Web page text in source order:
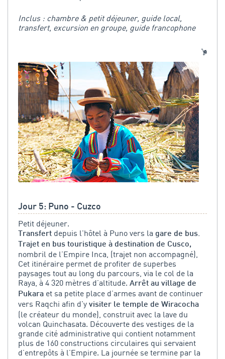
Inclus : chambre & petit déjeuner, guide local,
transfert, excursion en groupe, guide francophone
Jour 5: Puno - Cuzco
Petit déjeuner.
Transfert depuis l'hôtel à Puno vers la gare de bus.
Trajet en bus touristique à destination de Cusco,
nombril de l’Empire Inca, (trajet non accompagné),
Cet itinéraire permet de profiter de superbes
paysages tout au long du parcours, via le col de la
Raya, à 4 320 mètres d’altitude. Arrêt au village de
Pukara et sa petite place d’armes avant de continuer
vers Raqchi afin d'y visiter le temple de Wiracocha
(le créateur du monde), construit avec la lave du
volcan Quinchasata. Découverte des vestiges de la
grande cité administrative qui contient notamment
plus de 160 constructions circulaires qui servaient
d’entrepôts à l’Empire. La journée se termine par la